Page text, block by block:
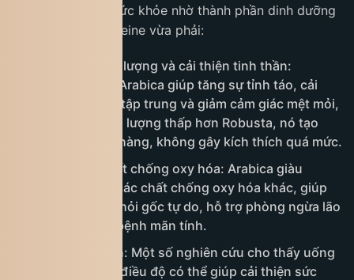
nhiều lợi ích cho sức khỏe nhờ thành phần dinh dưỡng
và hàm lượng caffeine vừa phải:
Cung cấp năng lượng và cải thiện tinh thần:
Caffeine trong Arabica giúp tăng sự tỉnh táo, cải
thiện khả năng tập trung và giảm cảm giác mệt mỏi,
nhưng nhờ hàm lượng thấp hơn Robusta, nó tạo
cảm giác nhẹ nhàng, không gây kích thích quá mức.
Chứa nhiều chất chống oxy hóa: Arabica giàu
polyphenol và các chất chống oxy hóa khác, giúp
bảo vệ tế bào khỏi gốc tự do, hỗ trợ phòng ngừa lão
hóa và một số bệnh mãn tính.
Hỗ trợ tim mạch: Một số nghiên cứu cho thấy uống
cà phê Arabica điều độ có thể giúp cải thiện sức